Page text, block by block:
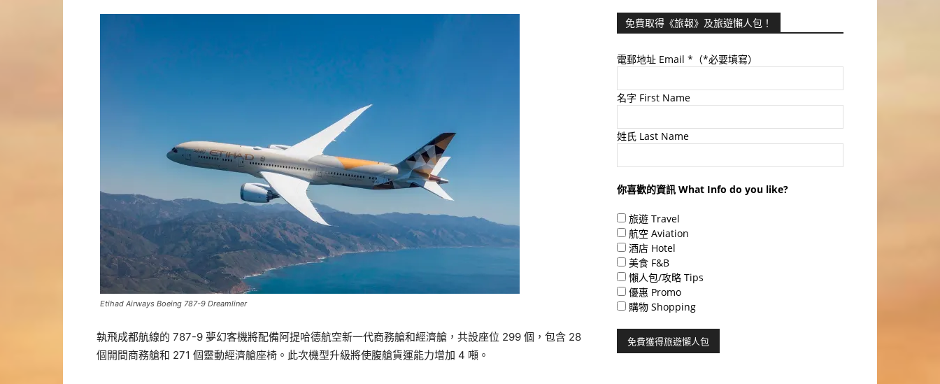
Etihad Airways Boeing 787-9 Dreamliner
執飛成都航線的 787-9 夢幻客機將配備阿提哈德航空新一代商務艙和經濟艙，共設座位 299 個，包含 28
個開間商務艙和 271 個靈動經濟艙座椅。此次機型升級將使腹艙貨運能力增加 4 噸。
免費取得《旅報》及旅遊懶人包！
電郵地址 Email *（*必要填寫）
名字 First Name
姓氏 Last Name
你喜歡的資訊 What Info do you like?
旅遊 Travel
航空 Aviation
酒店 Hotel
美食 F&B
懶人包/攻略 Tips
優惠 Promo
購物 Shopping